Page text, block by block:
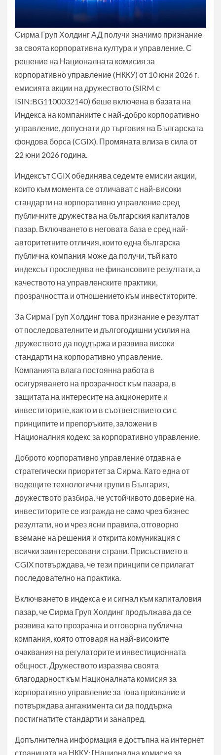
Сирма Груп Холдинг АД получи значимо признание
за своята корпоративна култура и управление. С
решение на Националната комисия за
корпоративно управление (НККУ) от 10 юни 2026 г.
емисията акции на дружеството (SIRM с
ISIN:BG1100032140) беше включена в базата на
Индекса на компаниите с най-добро корпоративно
управление, допуснати до търговия на Българската
фондова борса (CGIX). Промяната влиза в сила от
22 юни 2026 година.
Индексът CGIX обединява седемте емисии акции,
които към момента се отличават с най-високи
стандарти на корпоративно управление сред
публичните дружества на българския капиталов
пазар. Включването в неговата база е сред най-
авторитетните отличия, които една българска
публична компания може да получи, тъй като
индексът проследява не финансовите резултати, а
качеството на управленските практики,
прозрачността и отношението към инвеститорите.
За Сирма Груп Холдинг това признание е резултат
от последователните и дългогодишни усилия на
дружеството да поддържа и развива високи
стандарти на корпоративно управление.
Компанията влага постоянна работа в
осигуряването на прозрачност към пазара, в
защитата на интересите на акционерите и
инвеститорите, както и в съответствието си с
принципите и препоръките, заложени в
Националния кодекс за корпоративно управление.
Доброто корпоративно управление отдавна е
стратегически приоритет за Сирма. Като една от
водещите технологични групи в България,
дружеството разбира, че устойчивото доверие на
инвеститорите се изгражда не само чрез бизнес
резултати, но и чрез ясни правила, отговорно
вземане на решения и открита комуникация с
всички заинтересовани страни. Присъствието в
CGIX потвърждава, че тези принципи се прилагат
последователно на практика.
Включването в индекса е и сигнал към капиталовия
пазар, че Сирма Груп Холдинг продължава да се
развива като прозрачна и отговорна публична
компания, която отговаря на най-високите
очаквания на регулаторите и инвестиционната
общност. Дружеството изразява своята
благодарност към Националната комисия за
корпоративно управление за това признание и
потвърждава ангажимента си да поддържа
постигнатите стандарти и занапред.
Допълнителна информация е достъпна на интернет
страницата на НККУ: [Национална комисия за